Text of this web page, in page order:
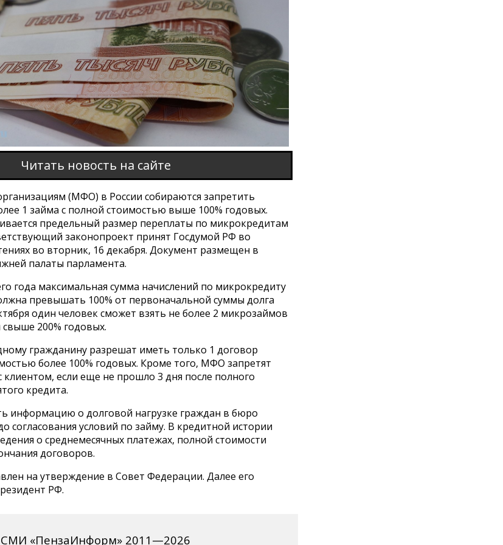
Читать новость на сайте
(МФО) в России собираются запретить
1 займа с полной стоимостью выше 100% годовых.
предельный размер переплаты по микрокредитам
законопроект принят Госдумой РФ во
во вторник, 16 декабря. Документ размещен в
палаты парламента.
года максимальная сумма начислений по микрокредиту
превышать 100% от первоначальной суммы долга
один человек сможет взять не более 2 микрозаймов
200% годовых.
гражданину разрешат иметь только 1 договор
более 100% годовых. Кроме того, МФО запретят
клиентом, если еще не прошло 3 дня после полного
кредита.
информацию о долговой нагрузке граждан в бюро
согласования условий по займу. В кредитной истории
о среднемесячных платежах, полной стоимости
договоров.
на утверждение в Совет Федерации. Далее его
РФ.
СМИ «ПензаИнформ» 2011—2026